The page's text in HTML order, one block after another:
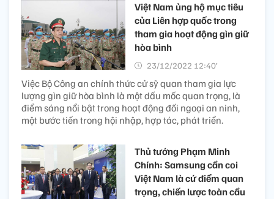
Việt Nam ủng hộ mục tiêu
của Liên hợp quốc trong
tham gia hoạt động gìn giữ
hòa bình
23/12/2022 12:40’
Việc Bộ Công an chính thức cử sỹ quan tham gia lực
lượng gìn giữ hòa bình là một dấu mốc quan trọng, là
điểm sáng nổi bật trong hoạt động đối ngoại an ninh,
một bước tiến trong hội nhập, hợp tác, phát triển.
Thủ tướng Phạm Minh
Chính: Samsung cần coi
Việt Nam là cứ điểm quan
trọng, chiến lược toàn cầu